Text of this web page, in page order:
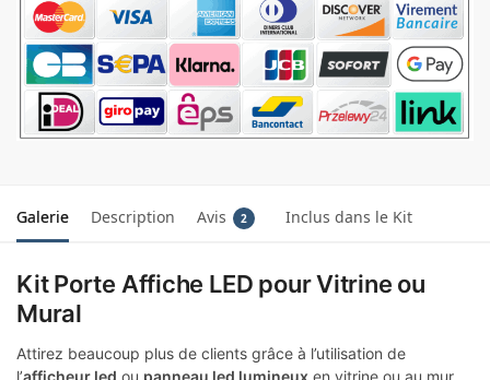
Galerie Description Avis 2 Inclus dans le Kit
Kit Porte Affiche LED pour Vitrine ou
Mural
Attirez beaucoup plus de clients grâce à l’utilisation de